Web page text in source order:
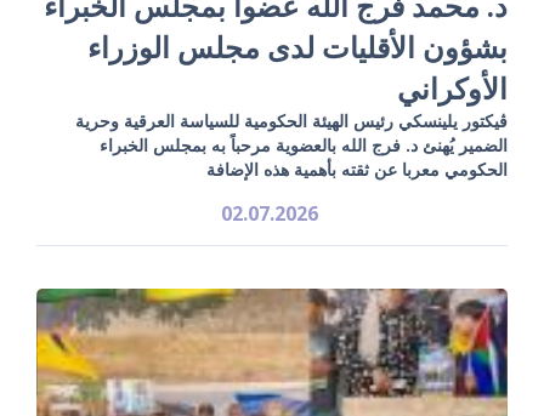
بشؤون الأقليات لدى مجلس الوزراء
الأوكراني
ڤيكتور يلينسكي رئيس الهيئة الحكومية للسياسة العرقية وحرية
الضمير يُهنئ د. فرج الله بالعضوية مرحباً به بمجلس الخبراء
الحكومي معربا عن ثقته بأهمية هذه الإضافة
02.07.2026